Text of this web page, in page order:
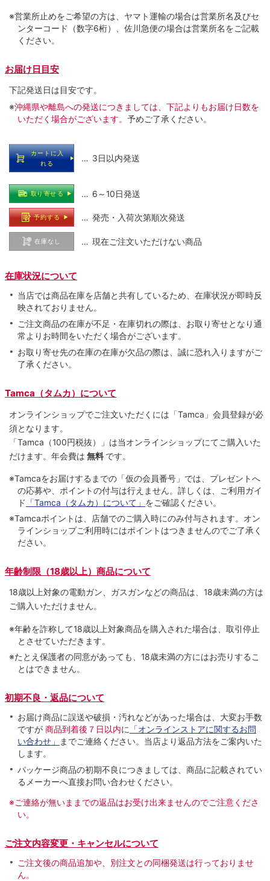
※営業所止めをご希望の方は、ヤマト運輸の場合は営業所名及びセ
ンターコード（数字6桁）、佐川急便の場合は営業所名をご記載
ください。
お届け日目安
下記発送日は目安です。
※沖縄県や離島への発送につきましては、下記よりもお届け日数を
いただく場合がございます。 予めご了承ください。
カートに入
れる
… 3日以内発送
取り寄せる … 6～10日発送
予約する … 発売・入荷次第順次発送
在庫なし … 現在ご注文いただけない商品
在庫状況について
当店では商品在庫を店舗と共有しているため、在庫状況が即時反
映されておりません。
ご注文商品の在庫が不足・在庫切れの際は、お取り寄せとなり通
常よりお時間をいただく場合がございます。
お取り寄せ先の在庫の在庫が欠品の際は、誠に恐れ入りますがご
了承ください。
Tamca（タムカ）について
オンラインショップでご注⽂いただくには「Tamca」会員登録が必
須となります。
「Tamca （100円税抜）
」は当オンラインショップにてご購⼊いた
だけます。 年会費は 無料 です。
※Tamcaをお届けするまでの「仮の会員番号」では、プレゼントへ
の応募や、ポイントの付与は⾏えません。詳しくは、ご利⽤ガイ
ド 「Tamca（タムカ）について」 をご確認ください。
※Tamcaポイントは、店舗でのご購⼊時にのみ付与されます。オン
ラインショップご利用時にはポイントはつきませんのでご了承く
ださい。
年齢制限（18歳以上）商品について
18歳以上対象の電動ガン、ガスガンなどの商品は、18歳未満の方は
ご購入いただけません。
※年齢を詐称して18歳以上対象商品を購入された場合は、取引停止
とさせていただきます。
※たとえ保護者の同意があっても、18歳未満の方にはお売りするこ
とはできません。
初期不良・返品について
お届け商品に誤送や破損・汚れなどがあった場合は、大変お手数
ですが 商品到着後７日以内に 「オンラインストアに関するお問
い合わせ」
までご連絡ください。当店より返品方法をご案内いた
します。
パッケージ商品の初期不良につきましては、商品に記載されてい
るメーカーへ直接お問い合わせください。
※ご連絡が無いままでの返品はお受け出来ませんのでご注意くださ
い。
ご注文内容変更・キャンセルについて
ご注文後の商品追加や、別注文との同梱発送は行っておりませ
ん。